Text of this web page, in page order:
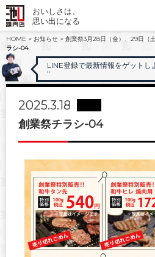
おいしさは、
思い出になる
HOME > お知らせ > 創業祭3月28日（金）、29日（
ラシ-04
LINE登録で最新情報をゲットし
"
2025.3.18
創業祭チラシ-04